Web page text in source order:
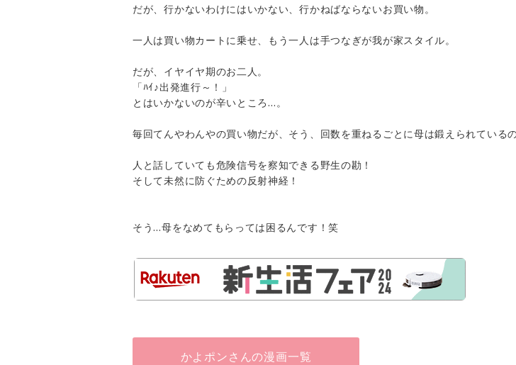
だが、行かないわけにはいかない、行かねばならないお買い物。
一人は買い物カートに乗せ、もう一人は手つなぎが我が家スタイル。
だが、イヤイヤ期のお二人。
「ﾊｲ♪出発進行～！」
とはいかないのが辛いところ…。
毎回てんやわんやの買い物だが、そう、回数を重ねるごとに母は鍛えられている
人と話していても危険信号を察知できる野生の勘！
そして未然に防ぐための反射神経！
そう…母をなめてもらっては困るんです！笑
かよポンさんの漫画一覧